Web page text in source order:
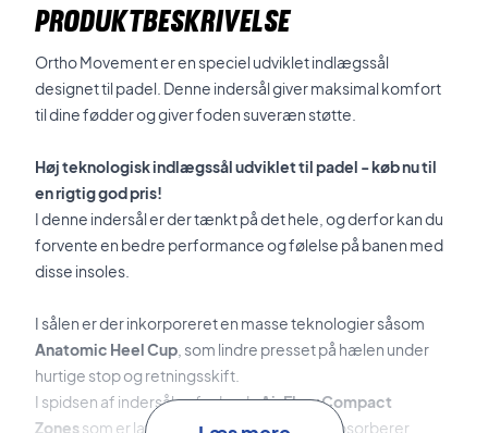
PRODUKTBESKRIVELSE
Ortho Movement er en speciel udviklet indlægssål
designet til padel. Denne indersål giver maksimal komfort
til dine fødder og giver foden suveræn støtte.
Høj teknologisk indlægssål udviklet til padel - køb nu til
en rigtig god pris!
I denne indersål er der tænkt på det hele, og derfor kan du
forvente en bedre performance og følelse på banen med
disse insoles.
I sålen er der inkorporeret en masse teknologier såsom
Anatomic Heel Cup , som lindre presset på hælen under
hurtige stop og retningsskift.
I spidsen af indersålen finder duAir Flow Compact
Zonessom er lavet af EVAmateriale, som absorberer